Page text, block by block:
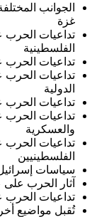
الجوانب
غزة
تداعيات الحرب
الفلسطينية
تداعيات الحرب
تداعيات الحرب
الدولية
تداعيات الحرب
تداعيات الحرب
والعسكرية
تداعيات الحرب
الفلسطينيين
سياسات
آثار الحرب على
تداعيات الحرب
تُقبل مواضيع